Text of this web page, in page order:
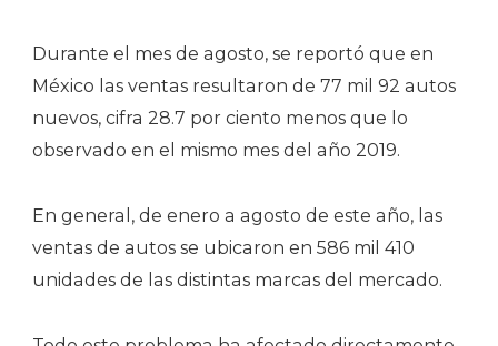
Durante el mes de agosto, se reportó que en
México las ventas resultaron de 77 mil 92 autos
nuevos, cifra 28.7 por ciento menos que lo
observado en el mismo mes del año 2019.
En general, de enero a agosto de este año, las
ventas de autos se ubicaron en 586 mil 410
unidades de las distintas marcas del mercado.